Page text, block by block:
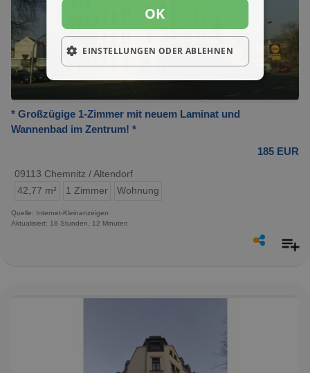
* Großzügige 1-Zimmer mit neuem Laminat und
Wannenbad im Zentrum! *
185 EUR
09113 Chemnitz / Altendorf
42,77 m²
1 Zimmer Wohnung
Quelle: Internet-Kleinanzeigen
Aktualisiert: 18 Stunden, 12 Minuten
OK
EINSTELLUNGEN ODER ABLEHNEN